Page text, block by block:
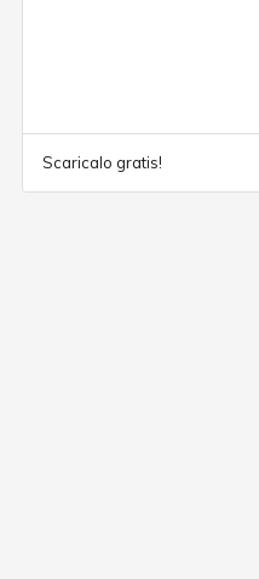
Scaricalo gratis!